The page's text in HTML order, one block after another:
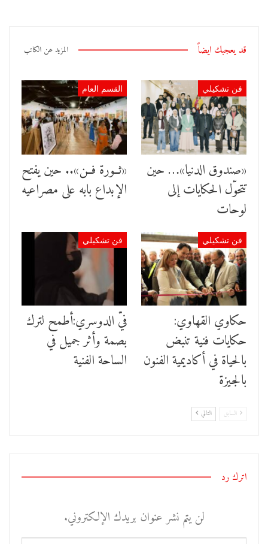
قد يعجبك ايضاً المزيد عن الكاتب
فن تشكيلي
«صندوق الدنيا»… حين
تتحوّل الحكايات إلى
لوحات
القسم العام
«ثــورة فــن».. حين يفتح
الإبداع بابه على مصراعيه
فن تشكيلي
حكاوي القهاوي:
حكايات فنية تنبض
بالحياة في أكاديمية الفنون
بالجيزة
فن تشكيلي
فيّ الدوسري:أطمح لترك
بصمة وأثر جميل في
الساحة الفنية
السابق التالي
اترك رد
لن يتم نشر عنوان بريدك الإلكتروني.